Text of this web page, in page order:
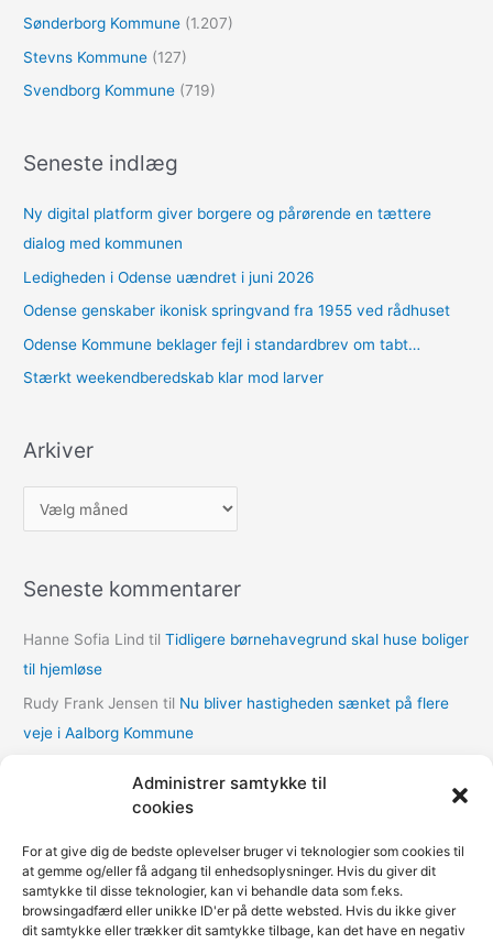
Administrer samtykke til
cookies
For at give dig de bedste oplevelser bruger vi teknologier som cookies til
at gemme og/eller få adgang til enhedsoplysninger. Hvis du giver dit
samtykke til disse teknologier, kan vi behandle data som f.eks.
browsingadfærd eller unikke ID'er på dette websted. Hvis du ikke giver
dit samtykke eller trækker dit samtykke tilbage, kan det have en negativ
Sønderborg Kommune (1.207)
Stevns Kommune (127)
Svendborg Kommune (719)
Seneste indlæg
Ny digital platform giver borgere og pårørende en tættere
dialog med kommunen
Ledigheden i Odense uændret i juni 2026
Odense genskaber ikonisk springvand fra 1955 ved rådhuset
Odense Kommune beklager fejl i standardbrev om tabt…
Stærkt weekendberedskab klar mod larver
Arkiver
r
i
e
r
Seneste kommentarer
Hanne Sofia Lind tilTidligere børnehavegrund skal huse boliger
til hjemløse
Rudy Frank Jensen til Nu bliver hastigheden sænket på flere
veje i Aalborg Kommune
udbygningsaftaler
Mariann Wie SvensontilSocialforvaltningen åbner COVID-
nødovernatning til hjemløse i Multihallen på Amager